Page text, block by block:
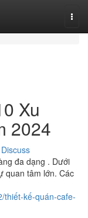
Xu
2024
Discuss
đa dạng . Dưới
quan tâm lớn. Các
thiết-kế-quán-cafe-